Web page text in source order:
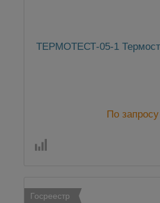
ТЕРМОТЕСТ-05-1
По запросу
Госреестр